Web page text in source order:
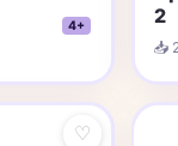
4+
2
📥
♡